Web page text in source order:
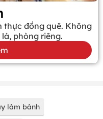
thực đồng quê. Không
phòng riêng.
làm bánh